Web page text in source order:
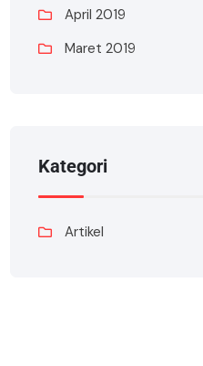
April 2019
Maret 2019
Kategori
Artikel